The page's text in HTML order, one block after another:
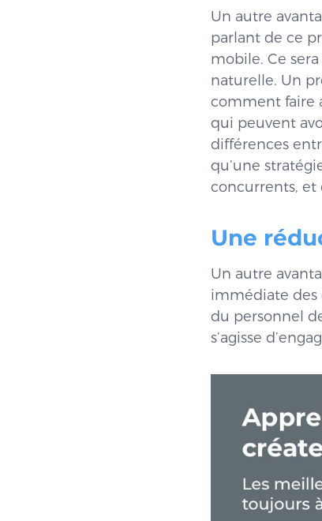
Un autre
parlant de ce
mobile. Ce
naturelle. Un
comment faire
qui peuvent
différences
qu’une
concurrents, et
Une
Un autre
immédiate des
du personnel
s’agisse